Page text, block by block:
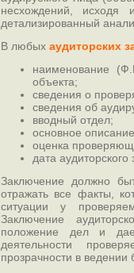
несхождений, исходя
детализированный
В любых аудиторских
наименование
объекта;
сведения о
сведения об
вводный отдел;
основное
оценка
дата
Заключение должно
отражать все факты,
ситуации у
Заключение
положение дел и
деятельности
прозрачности в ведении